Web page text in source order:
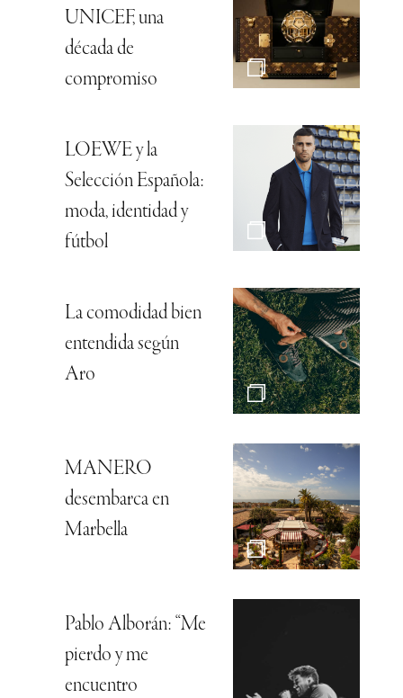
UNICEF, una
década de
compromiso
LOEWE y la
Selección Española:
moda, identidad y
fútbol
La comodidad bien
entendida según
Aro
MANERO
desembarca en
Marbella
Pablo Alborán: “Me
pierdo y me
encuentro